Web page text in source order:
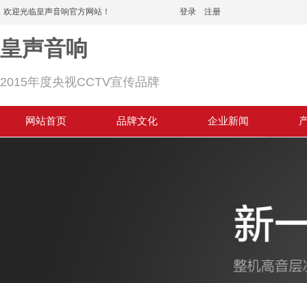
欢迎光临皇声音响官方网站！ 登录 注册
皇声音响
2015年度央视CCTV宣传品牌
网站首页 品牌文化 企业新闻